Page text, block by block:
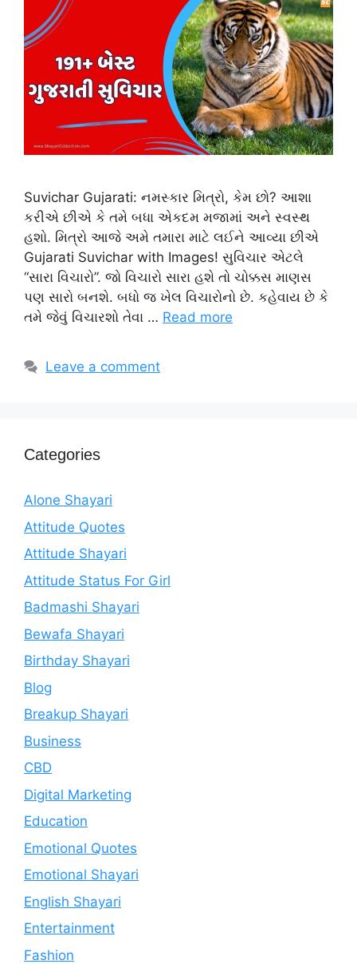
Suvichar Gujarati: નમસ્કાર મિત્રો, કેમ છો? આશા
કરીએ છીએ કે તમે બધા એકદમ મજામાં અને સ્વસ્થ
હશો. મિત્રો આજે અમે તમારા માટે લઈને આવ્યા છીએ
Gujarati Suvichar with Images! સુવિચાર એટલે
“સારા વિચારો”. જો વિચારો સારા હશે તો ચોક્કસ માણસ
પણ સારો બનશે. બધો જ ખેલ વિચારોનો છે. કહેવાય છે કે
તમે જેવું વિચારશો તેવા … Read more
Leave a comment
Categories
Alone Shayari
Attitude Quotes
Attitude Shayari
Attitude Status For Girl
Badmashi Shayari
Bewafa Shayari
Birthday Shayari
Blog
Breakup Shayari
Business
CBD
Digital Marketing
Education
Emotional Quotes
Emotional Shayari
English Shayari
Entertainment
Fashion